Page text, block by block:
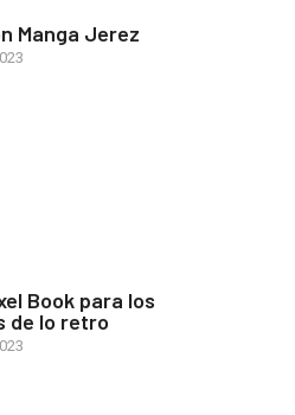
Manga Jerez
Book para los
de lo retro